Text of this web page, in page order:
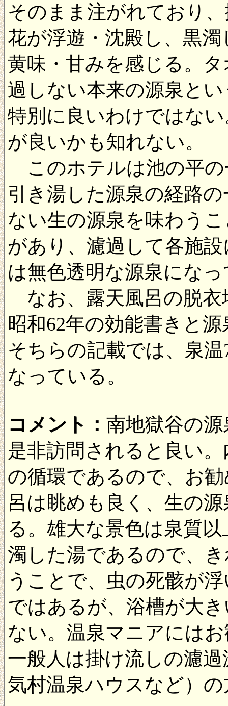
そのまま注がれており
花が浮遊・沈殿し、黒
黄味・甘みを感じる。
過しない本来の源泉と
特別に良いわけではな
が良いかも知れない。
このホテルは池の平の
引き湯した源泉の経路
ない生の源泉を味わう
があり、濾過して各施
は無色透明な源泉にな
なお、露天風呂の脱衣
昭和62年の効能書きと
そちらの記載では、泉
なっている。
コメント： 南地獄谷の
是非訪問されると良い
の循環であるので、お
呂は眺めも良く、生の
る。雄大な景色は泉質
濁した湯であるので、
うことで、虫の死骸が
ではあるが、浴槽が大
ない。温泉マニアには
一般人は掛け流しの濾
気村温泉ハウスなど）